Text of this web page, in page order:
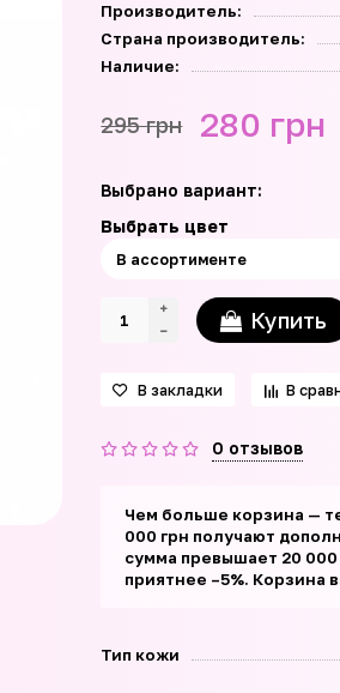
Производитель:
Страна производитель:
Наличие:
295 грн 280 грн
Выбрано вариант:
Выбрать цвет
Купить
В закладки В
0 отзывов
Чем больше корзина —
000 грн получают
сумма превышает 20
приятнее –5%. Корзина
Тип кожи